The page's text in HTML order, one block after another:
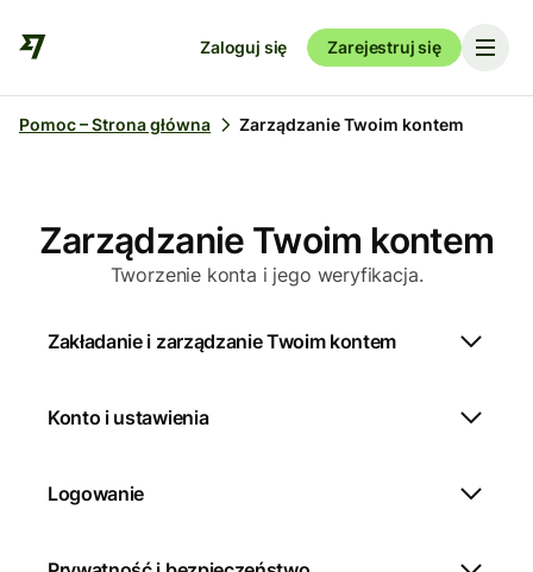
Zaloguj się Zarejestruj się
Pomoc – Strona główna Zarządzanie Twoim kontem
Zarządzanie Twoim kontem
Tworzenie konta i jego weryfikacja.
Zakładanie i zarządzanie Twoim kontem
Konto i ustawienia
Logowanie